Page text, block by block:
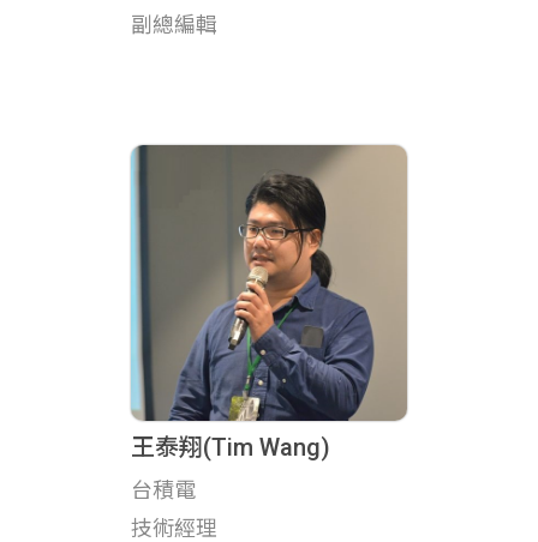
副總編輯
王泰翔(Tim Wang)
台積電
技術經理